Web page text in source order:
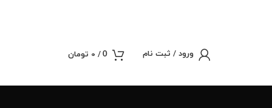
ورود / ثبت نام 0
/
0 تومان